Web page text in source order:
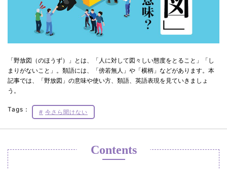
「野放図（のほうず）」とは、「人に対して図々しい態度をとること」「し
まりがないこと」。類語には、「傍若無人」や「横柄」などがあります。本
記事では、「野放図」の意味や使い方、類語、英語表現を見ていきましょ
う。
Tags： 今さら聞けない
Contents